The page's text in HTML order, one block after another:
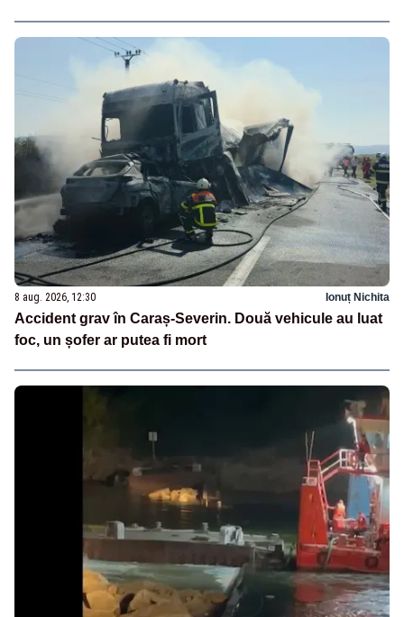
8 aug. 2026, 12:30 Ionuț Nichita
Accident grav în Caraș-Severin. Două vehicule au luat
foc, un șofer ar putea fi mort